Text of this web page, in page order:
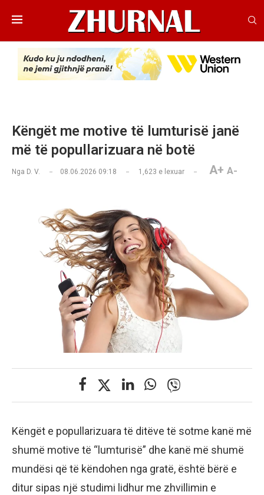
Këngët me motive të lumturisë janë
më të popullarizuara në botë
Nga D. V. 08.06.2026 09:18 1,623 e lexuar A+ A-
Këngët e popullarizuara të ditëve të sotme kanë më
shumë motive të “lumturisë” dhe kanë më shumë
mundësi që të këndohen nga gratë, është bërë e
ditur sipas një studimi lidhur me zhvillimin e